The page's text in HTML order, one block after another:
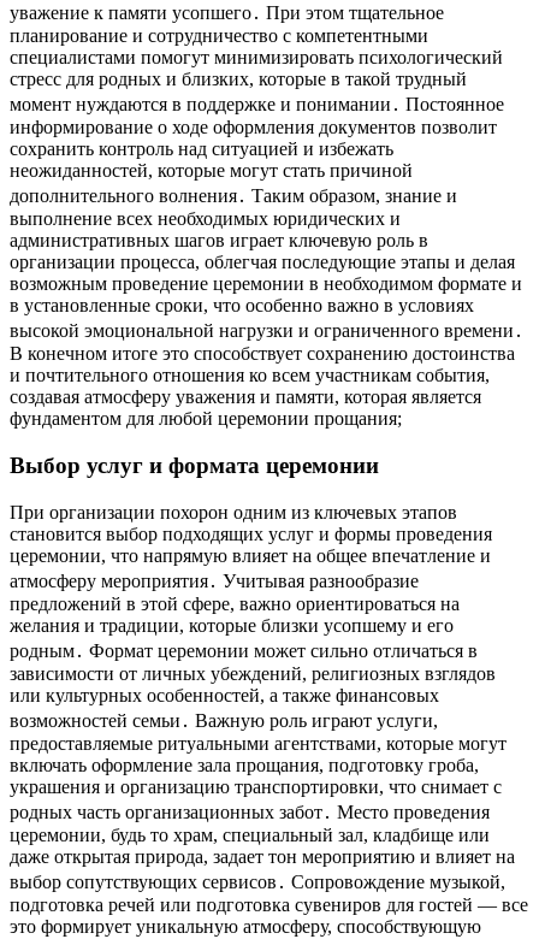
уважение к памяти усопшего․ При этом тщательное
планирование и сотрудничество с компетентными
специалистами помогут минимизировать психологический
стресс для родных и близких, которые в такой трудный
момент нуждаются в поддержке и понимании․ Постоянное
информирование о ходе оформления документов позволит
сохранить контроль над ситуацией и избежать
неожиданностей, которые могут стать причиной
дополнительного волнения․ Таким образом, знание и
выполнение всех необходимых юридических и
административных шагов играет ключевую роль в
организации процесса, облегчая последующие этапы и делая
возможным проведение церемонии в необходимом формате и
в установленные сроки, что особенно важно в условиях
высокой эмоциональной нагрузки и ограниченного времени․
В конечном итоге это способствует сохранению достоинства
и почтительного отношения ко всем участникам события,
создавая атмосферу уважения и памяти, которая является
фундаментом для любой церемонии прощания;
Выбор услуг и формата церемонии
При организации похорон одним из ключевых этапов
становится выбор подходящих услуг и формы проведения
церемонии, что напрямую влияет на общее впечатление и
атмосферу мероприятия․ Учитывая разнообразие
предложений в этой сфере, важно ориентироваться на
желания и традиции, которые близки усопшему и его
родным․ Формат церемонии может сильно отличаться в
зависимости от личных убеждений, религиозных взглядов
или культурных особенностей, а также финансовых
возможностей семьи․ Важную роль играют услуги,
предоставляемые ритуальными агентствами, которые могут
включать оформление зала прощания, подготовку гроба,
украшения и организацию транспортировки, что снимает с
родных часть организационных забот․ Место проведения
церемонии, будь то храм, специальный зал, кладбище или
даже открытая природа, задает тон мероприятию и влияет на
выбор сопутствующих сервисов․ Сопровождение музыкой,
подготовка речей или подготовка сувениров для гостей — все
это формирует уникальную атмосферу, способствующую